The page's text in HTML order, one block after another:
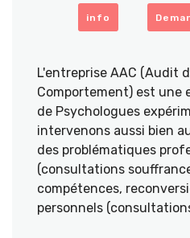
info
L'entreprise AAC (Audit
Comportement) est une
de Psychologues
intervenons aussi bien
des problématiques
(consultations
compétences,
personnels